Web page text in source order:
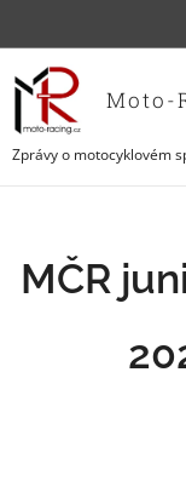
Moto-
Zprávy o motocyklovém
MČR